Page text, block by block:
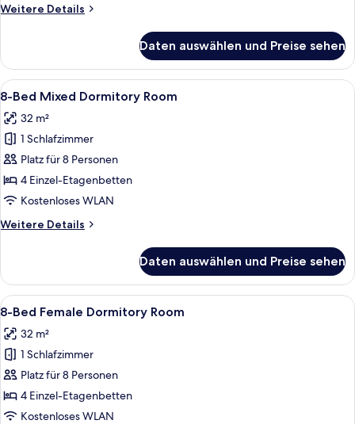
with
anzeigen
Weitere Details
Weitere
Zweibettzimmer,
2 Einzelbetten,
Meerblick
Double
Room
with
Ocean
View)
Daten auswählen und Preise sehen
Alle
Fotos
für
8-
Bed
Mixed
Dormitory
anzeigen
Ein Schlafraum mit Etagenbett,
35
8-Bed Mixed Dormitory Room
32 m²
1 Schlafzimmer
Platz für 8 Personen
4 Einzel-Etagenbetten
Kostenloses WLAN
Weitere Details
Weitere
Bed
Mixed
Dormitory
Daten auswählen und Preise sehen
Alle
Fotos
für
8-
Bed
Female
Dormitory
Ein Flur mit Holzboden und
25
8-Bed Female Dormitory Room
32 m²
1 Schlafzimmer
Platz für 8 Personen
4 Einzel-Etagenbetten
Kostenloses WLAN